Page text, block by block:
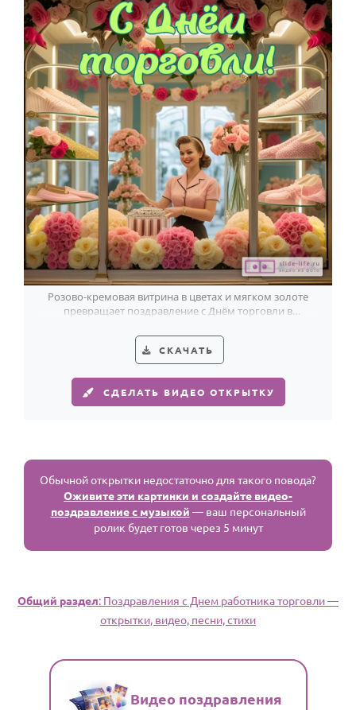
Розово-кремовая витрина в цветах и мягком золоте
превращает поздравление с Днём торговли в
СКАЧАТЬ
СДЕЛАТЬ ВИДЕО ОТКРЫТКУ
Обычной открытки недостаточно для такого повода?
Оживите эти картинки и создайте видео-
поздравление с музыкой — ваш персональный
ролик будет готов через 5 минут
Общий раздел: Поздравления с Днем работника торговли —
открытки, видео, песни, стихи
Видео поздравления